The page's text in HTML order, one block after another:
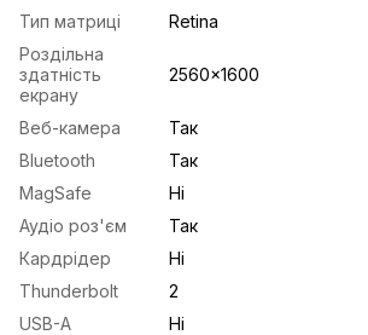
Тип матриці
Retina
Роздільна
здатність
екрану
2560x1600
Веб-камера
Так
Bluetooth
Так
MagSafe
Ні
Аудіо роз'єм
Так
Кардрідер
Ні
Thunderbolt
2
USB-A
Ні